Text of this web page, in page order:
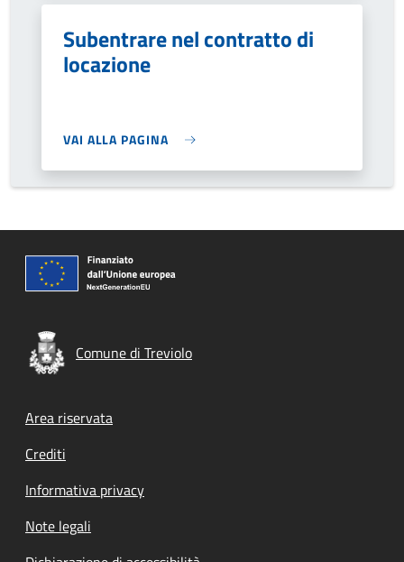
Subentrare nel contratto di
locazione
VAI ALLA PAGINA
Comune di Treviolo
Footer menu
Area riservata
Crediti
Informativa privacy
Note legali